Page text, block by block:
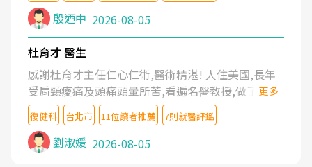
殷迺中 2026-08-05
杜育才 醫生
感謝杜育才主任仁心仁術,醫術精湛! 人住美國,長年
受肩頸痠痛及頭痛頭暈所苦,看遍名醫教授,做了各種
檢查,也嘗試過西醫打針,中醫針灸及物理徒手治療都
沒有用,後來連吃到嗎啡類止痛藥都效果有限,只是壓
症狀,沒多久就痛起來,多年失眠嚴重影響生活品質.
台灣親友介紹忠孝醫院杜育才主任是頸頭症候群專
更多
復健科 台北市 11位讀者推薦 7則就醫評鑑
劉淑媛 2026-08-05